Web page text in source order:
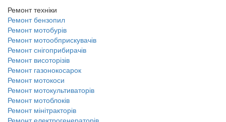
Ремонт техніки
Ремонт бензопил
Ремонт мотобурів
Ремонт мотообприскувачів
Ремонт снігоприбирачів
Ремонт висоторізів
Ремонт газонокосарок
Ремонт мотокоси
Ремонт мотокультиваторів
Ремонт мотоблоків
Ремонт мінітракторів
Ремонт електрогенераторів